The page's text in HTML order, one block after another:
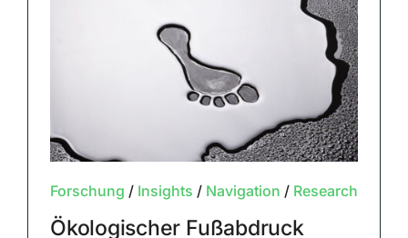
Forschung / Insights / Navigation / Research
Ökologischer Fußabdruck